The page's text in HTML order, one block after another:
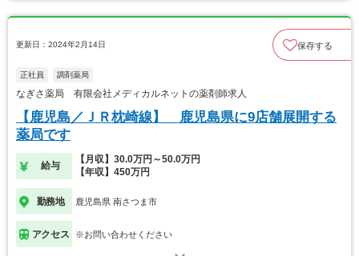
更新日：2024年2月14日 保存する
正社員 調剤薬局
なぎさ薬局 有限会社メディカルネットの薬剤師求人
【鹿児島／ＪＲ枕崎線】 鹿児島県に9店舗展開する
薬局です
給与
【月収】30.0万円～50.0万円
【年収】450万円
勤務地 鹿児島県 南さつま市
アクセス ※お問い合わせください